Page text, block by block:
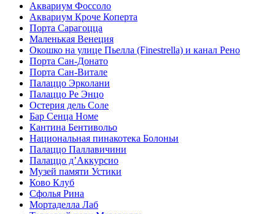
Аквариум Фоссоло
Аквариум Кроче Коперта
Порта Сарагоцца
Маленькая Венеция
Окошко на улице Пьелла (Finestrella) и канал Рено
Порта Сан-Донато
Порта Сан-Витале
Палаццо Эрколани
Палаццо Ре Энцо
Остерия дель Соле
Бар Сенца Номе
Кантина Бентивольо
Национальная пинакотека Болоньи
Палаццо Паллавичини
Палаццо д’Аккурсио
Музей памяти Устики
Ково Клуб
Сфолья Рина
Мортаделла Лаб